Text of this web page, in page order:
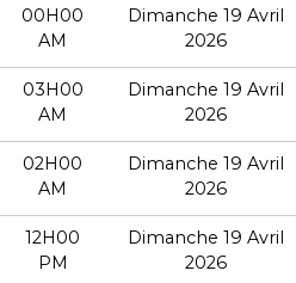
00H00
AM
Dimanche 19 Avril
2026
03H00
AM
Dimanche 19 Avril
2026
02H00
AM
Dimanche 19 Avril
2026
12H00
PM
Dimanche 19 Avril
2026